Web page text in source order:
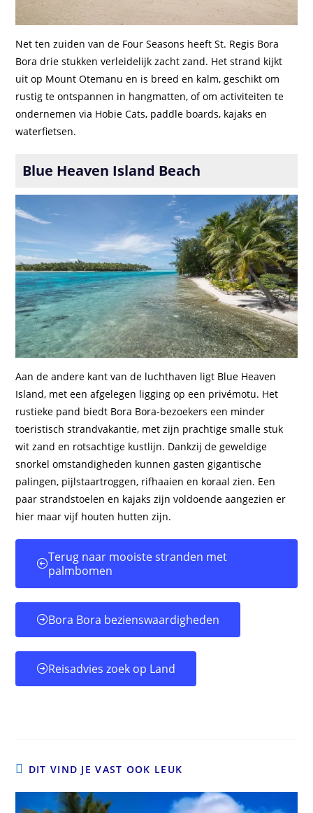
Net ten zuiden van de Four Seasons heeft St. Regis Bora
Bora drie stukken verleidelijk zacht zand. Het strand kijkt
uit op Mount Otemanu en is breed en kalm, geschikt om
rustig te ontspannen in hangmatten, of om activiteiten te
ondernemen via Hobie Cats, paddle boards, kajaks en
waterfietsen.
Blue Heaven Island Beach
Aan de andere kant van de luchthaven ligt Blue Heaven
Island, met een afgelegen ligging op een privémotu. Het
rustieke pand biedt Bora Bora-bezoekers een minder
toeristisch strandvakantie, met zijn prachtige smalle stuk
wit zand en rotsachtige kustlijn. Dankzij de geweldige
snorkel omstandigheden kunnen gasten gigantische
palingen, pijlstaartroggen, rifhaaien en koraal zien. Een
paar strandstoelen en kajaks zijn voldoende aangezien er
hier maar vijf houten hutten zijn.
Terug naar mooiste stranden met
palmbomen
Bora Bora bezienswaardigheden
Reisadvies zoek op Land
DIT VIND JE VAST OOK LEUK